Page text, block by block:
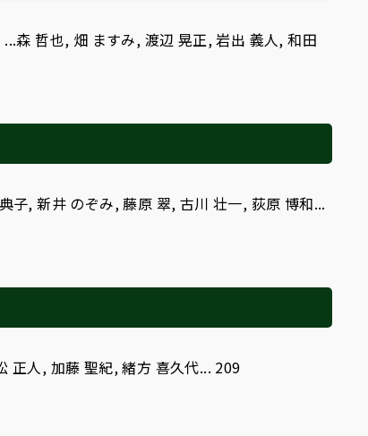
森 哲也, 畑 ますみ, 渡辺 晃正, 岩出 義人, 和田
子, 新井 のぞみ, 藤原 翠, 古川 壮一, 荻原 博和...
正人, 加藤 聖紀, 緒方 喜久代... 209